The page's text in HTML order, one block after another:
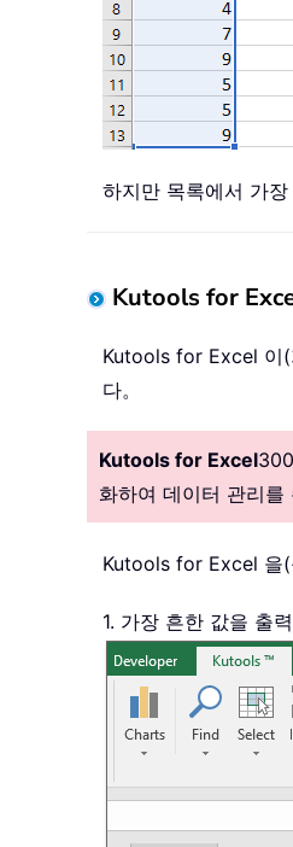
하지만 목록에서 가
Kutools for
Kutools for Excel 이(
다。
Kutools for Excel
화하여 데이터 관리를
Kutools for Excel 을(
1. 가장 흔한 값을 출